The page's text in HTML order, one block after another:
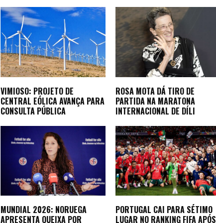
VIMIOSO: PROJETO DE
CENTRAL EÓLICA AVANÇA PARA
CONSULTA PÚBLICA
ROSA MOTA DÁ TIRO DE
PARTIDA NA MARATONA
INTERNACIONAL DE DÍLI
MUNDIAL 2026: NORUEGA
APRESENTA QUEIXA POR
PORTUGAL CAI PARA SÉTIMO
LUGAR NO RANKING FIFA APÓS